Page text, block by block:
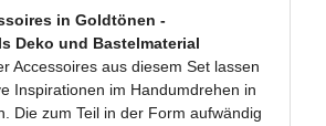
in Goldtönen -
Deko und Bastelmaterial
Accessoires aus diesem Set lassen
Inspirationen im Handumdrehen in
Die zum Teil in der Form aufwändig